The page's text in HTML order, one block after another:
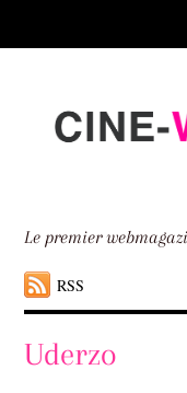
down
Le premier
RSS
Uderzo